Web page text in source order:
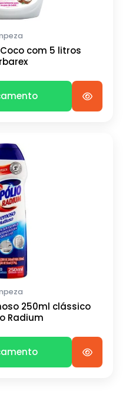
com 5 litros
250ml clássico
Radium